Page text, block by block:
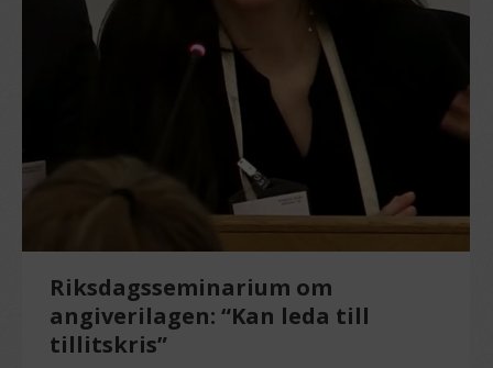
Riksdagsseminarium om
angiverilagen: “Kan leda till
tillitskris”